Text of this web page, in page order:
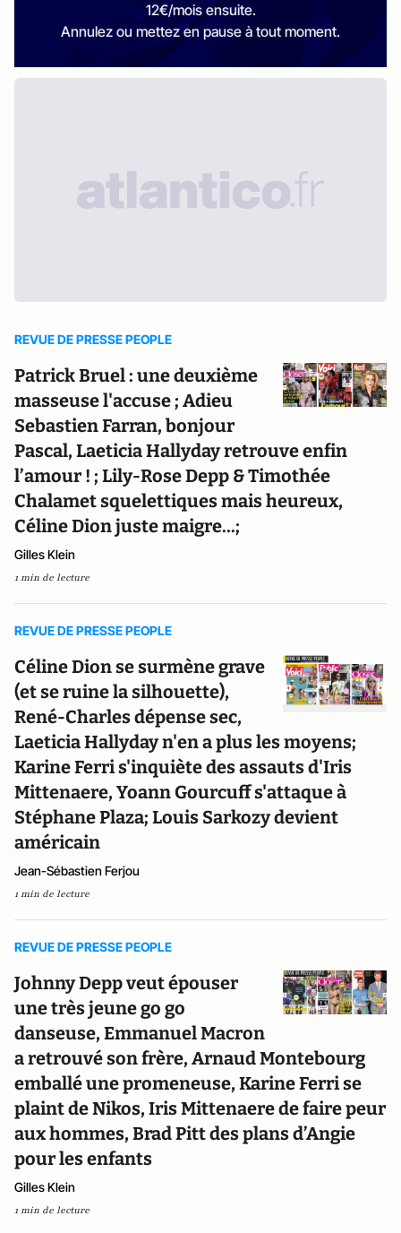
12€/mois ensuite.
Annulez ou mettez en pause à tout moment.
REVUE DE PRESSE PEOPLE
Patrick Bruel : une deuxième
masseuse l'accuse ; Adieu
Sebastien Farran, bonjour
Pascal, Laeticia Hallyday retrouve enfin
l’amour ! ; Lily-Rose Depp & Timothée
Chalamet squelettiques mais heureux,
Céline Dion juste maigre...;
Gilles Klein
1 min de lecture
REVUE DE PRESSE PEOPLE
Céline Dion se surmène grave
(et se ruine la silhouette),
René-Charles dépense sec,
Laeticia Hallyday n'en a plus les moyens;
Karine Ferri s'inquiète des assauts d'Iris
Mittenaere, Yoann Gourcuff s'attaque à
Stéphane Plaza; Louis Sarkozy devient
américain
Jean-Sébastien Ferjou
1 min de lecture
REVUE DE PRESSE PEOPLE
Johnny Depp veut épouser
une très jeune go go
danseuse, Emmanuel Macron
a retrouvé son frère, Arnaud Montebourg
emballé une promeneuse, Karine Ferri se
plaint de Nikos, Iris Mittenaere de faire peur
aux hommes, Brad Pitt des plans d’Angie
pour les enfants
Gilles Klein
1 min de lecture